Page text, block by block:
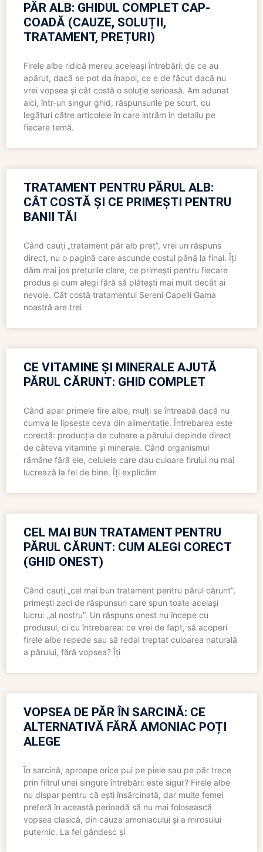
PĂR ALB: GHIDUL COMPLET CAP-
COADĂ (CAUZE, SOLUȚII,
TRATAMENT, PREȚURI)
Firele albe ridică mereu aceleași întrebări: de ce au
apărut, dacă se pot da înapoi, ce e de făcut dacă nu
vrei vopsea și cât costă o soluție serioasă. Am adunat
aici, într-un singur ghid, răspunsurile pe scurt, cu
legături către articolele în care intrăm în detaliu pe
fiecare temă.
TRATAMENT PENTRU PĂRUL ALB:
CÂT COSTĂ ȘI CE PRIMEȘTI PENTRU
BANII TĂI
Când cauți „tratament păr alb preț”, vrei un răspuns
direct, nu o pagină care ascunde costul până la final. Îți
dăm mai jos prețurile clare, ce primești pentru fiecare
produs și cum alegi fără să plătești mai mult decât ai
nevoie. Cât costă tratamentul Sereni Capelli Gama
noastră are trei
CE VITAMINE ȘI MINERALE AJUTĂ
PĂRUL CĂRUNT: GHID COMPLET
Când apar primele fire albe, mulți se întreabă dacă nu
cumva le lipsește ceva din alimentație. Întrebarea este
corectă: producția de culoare a părului depinde direct
de câteva vitamine și minerale. Când organismul
rămâne fără ele, celulele care dau culoare firului nu mai
lucrează la fel de bine. Îți explicăm
CEL MAI BUN TRATAMENT PENTRU
PĂRUL CĂRUNT: CUM ALEGI CORECT
(GHID ONEST)
Când cauți „cel mai bun tratament pentru părul cărunt”,
primești zeci de răspunsuri care spun toate același
lucru: „al nostru”. Un răspuns onest nu începe cu
produsul, ci cu întrebarea: ce vrei de fapt, să acoperi
firele albe repede sau să redai treptat culoarea naturală
a părului, fără vopsea? Îți
VOPSEA DE PĂR ÎN SARCINĂ: CE
ALTERNATIVĂ FĂRĂ AMONIAC POȚI
ALEGE
În sarcină, aproape orice pui pe piele sau pe păr trece
prin filtrul unei singure întrebări: este sigur? Firele albe
nu dispar pentru că ești însărcinată, dar multe femei
preferă în această perioadă să nu mai folosească
vopsea clasică, din cauza amoniacului și a mirosului
puternic. La fel gândesc și